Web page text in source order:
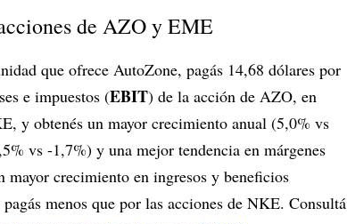
de AZO y EME
que ofrece AutoZone, pagás 14,68 dólares por
e impuestos (EBIT) de la acción de AZO, en
y obtenés un mayor crecimiento anual (5,0% vs
vs -1,7%) y una mejor tendencia en márgenes
crecimiento en ingresos y beneficios
menos que por las acciones de NKE. Consultá